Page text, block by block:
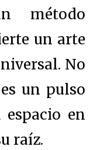
método
un arte
No
un pulso
en
raíz.